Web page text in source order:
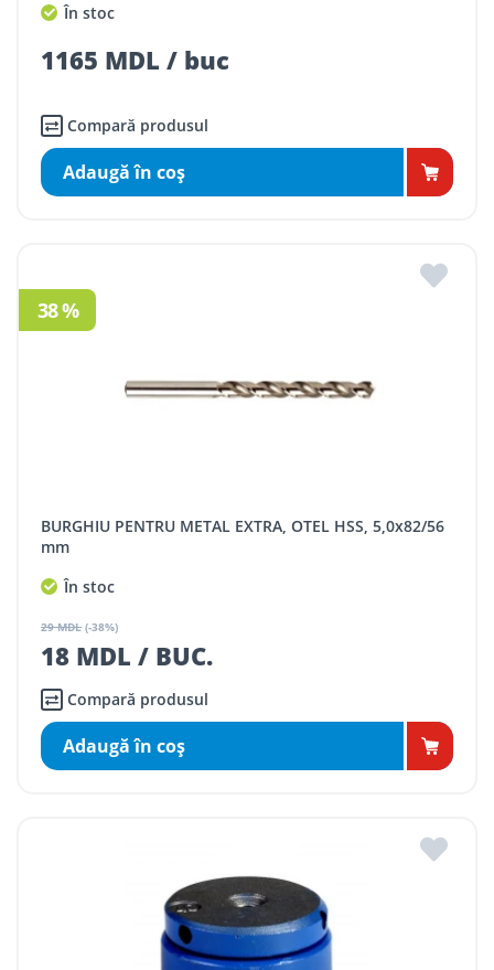
În stoc
1165 MDL / buc
Compară produsul
Adaugă în coş
BURGHIU PENTRU METAL EXTRA, OTEL HSS, 5,0x82/56
mm
În stoc
29 MDL (-38%)
18 MDL / BUC.
38 %
Compară produsul
Adaugă în coş